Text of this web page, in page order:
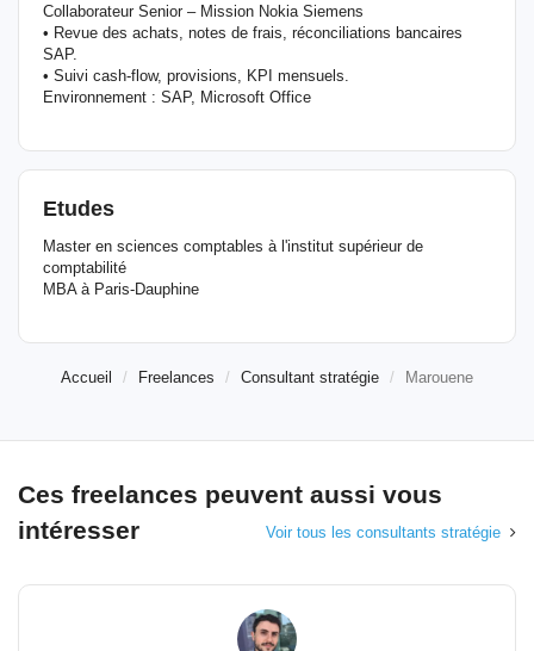
Collaborateur Senior – Mission Nokia Siemens
• Revue des achats, notes de frais, réconciliations bancaires
SAP.
• Suivi cash-flow, provisions, KPI mensuels.
Environnement : SAP, Microsoft Office
Etudes
Master en sciences comptables à l'institut supérieur de
comptabilité
MBA à Paris-Dauphine
Accueil Freelances Consultant stratégie Marouene
Ces freelances peuvent aussi vous
intéresser
Voir tous les consultants stratégie